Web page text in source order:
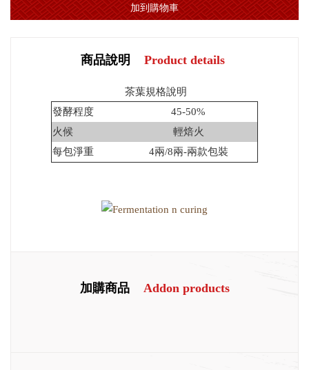
商品說明 Product details
茶葉規格說明
發酵程度
45-50%
火候
輕焙火
每包淨重
4兩/8兩-兩款包裝
加購商品 Addon products